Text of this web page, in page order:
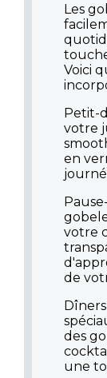
Les
Voici
Petit-
votre
en
votre
de
des
une